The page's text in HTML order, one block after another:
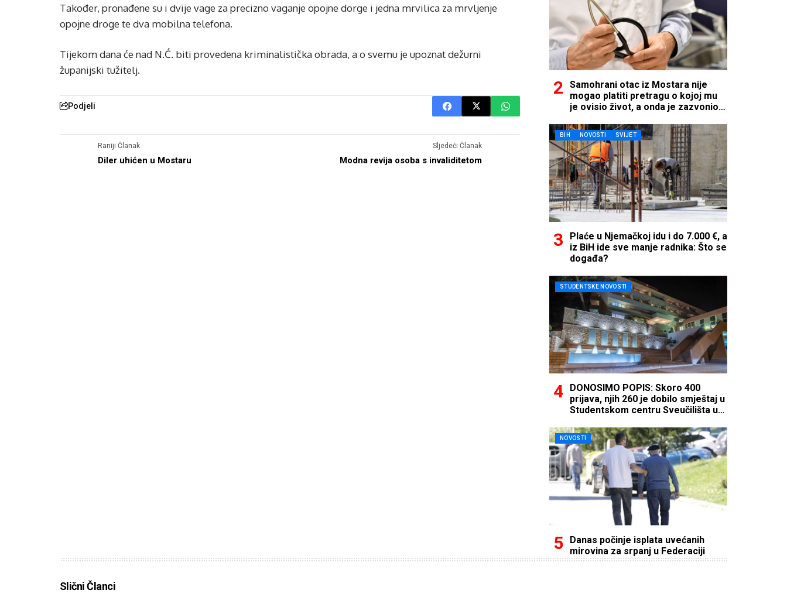
Također, pronađene su i dvije vage za precizno vaganje opojne dorge i jedna mrvilica za mrvljenje
opojne droge te dva mobilna telefona.
Tijekom dana će nad N.Ć. biti provedena kriminalistička obrada, a o svemu je upoznat dežurni
županijski tužitelj.
Podjeli
Raniji Članak
Diler uhićen u Mostaru
Sljedeći Članak
Modna revija osoba s invaliditetom
Samohrani otac iz Mostara nije
mogao platiti pretragu o kojoj mu
je ovisio život, a onda je zazvonio
BIH NOVOSTI SVIJET
Plaće u Njemačkoj idu i do 7.000 €, a
iz BiH ide sve manje radnika: Što se
događa?
STUDENTSKE NOVOSTI
DONOSIMO POPIS: Skoro 400
prijava, njih 260 je dobilo smještaj u
Studentskom centru Sveučilišta u
NOVOSTI
Danas počinje isplata uvećanih
mirovina za srpanj u Federaciji
Slični Članci